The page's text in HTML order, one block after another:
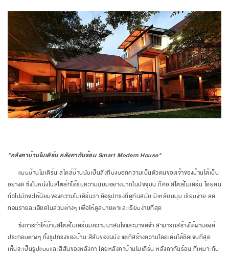
"หลังคาบ้านโมเดิร์น หลังคากันร้อน Smart Modern House"
แบบบ้านโมเดิร์น สไตล์บ้านนับเป็นสิ่งที่บ่งบอกความเป็นตัวตนของเจ้าของบ้านได้เป็น
อย่างดี ซึ่งในหนึ่งในสไตล์ที่ได้รับความนิยมอย่างมากในปัจจุบัน ก็คือ สไตล์โมเดิร์น โดยคน
ทั่วไปมักจะให้นิยมของความโมเดิร์นว่า คือรูปทรงที่ดูทันสมัย มีเหลี่ยมมุม เรียบง่าย ลด
ทอนรายละเอียดในส่วนต่างๆ เพื่อให้ดูสบายตาและเรียบง่ายที่สุด
ซึ่งการทำให้บ้านสไตล์โมเดิร์นมีความน่าสนใจและน่าจดจำ สามารถสร้างได้ผ่านองค์
ประกอบต่างๆ ทั้งรูปทรงของบ้าน สีสันของผนัง แต่ที่สร้างความโดดเด่นได้ชัดเจนที่สุด
เห็นจะเป็นรูปแบบและสีสันของหลังคา โดยหลังคาบ้านโมเดิร์น หลังคากันร้อน ที่เหมาะกับ